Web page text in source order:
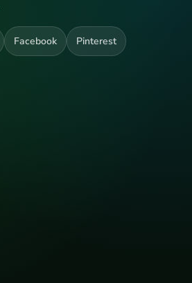
Facebook Pinterest